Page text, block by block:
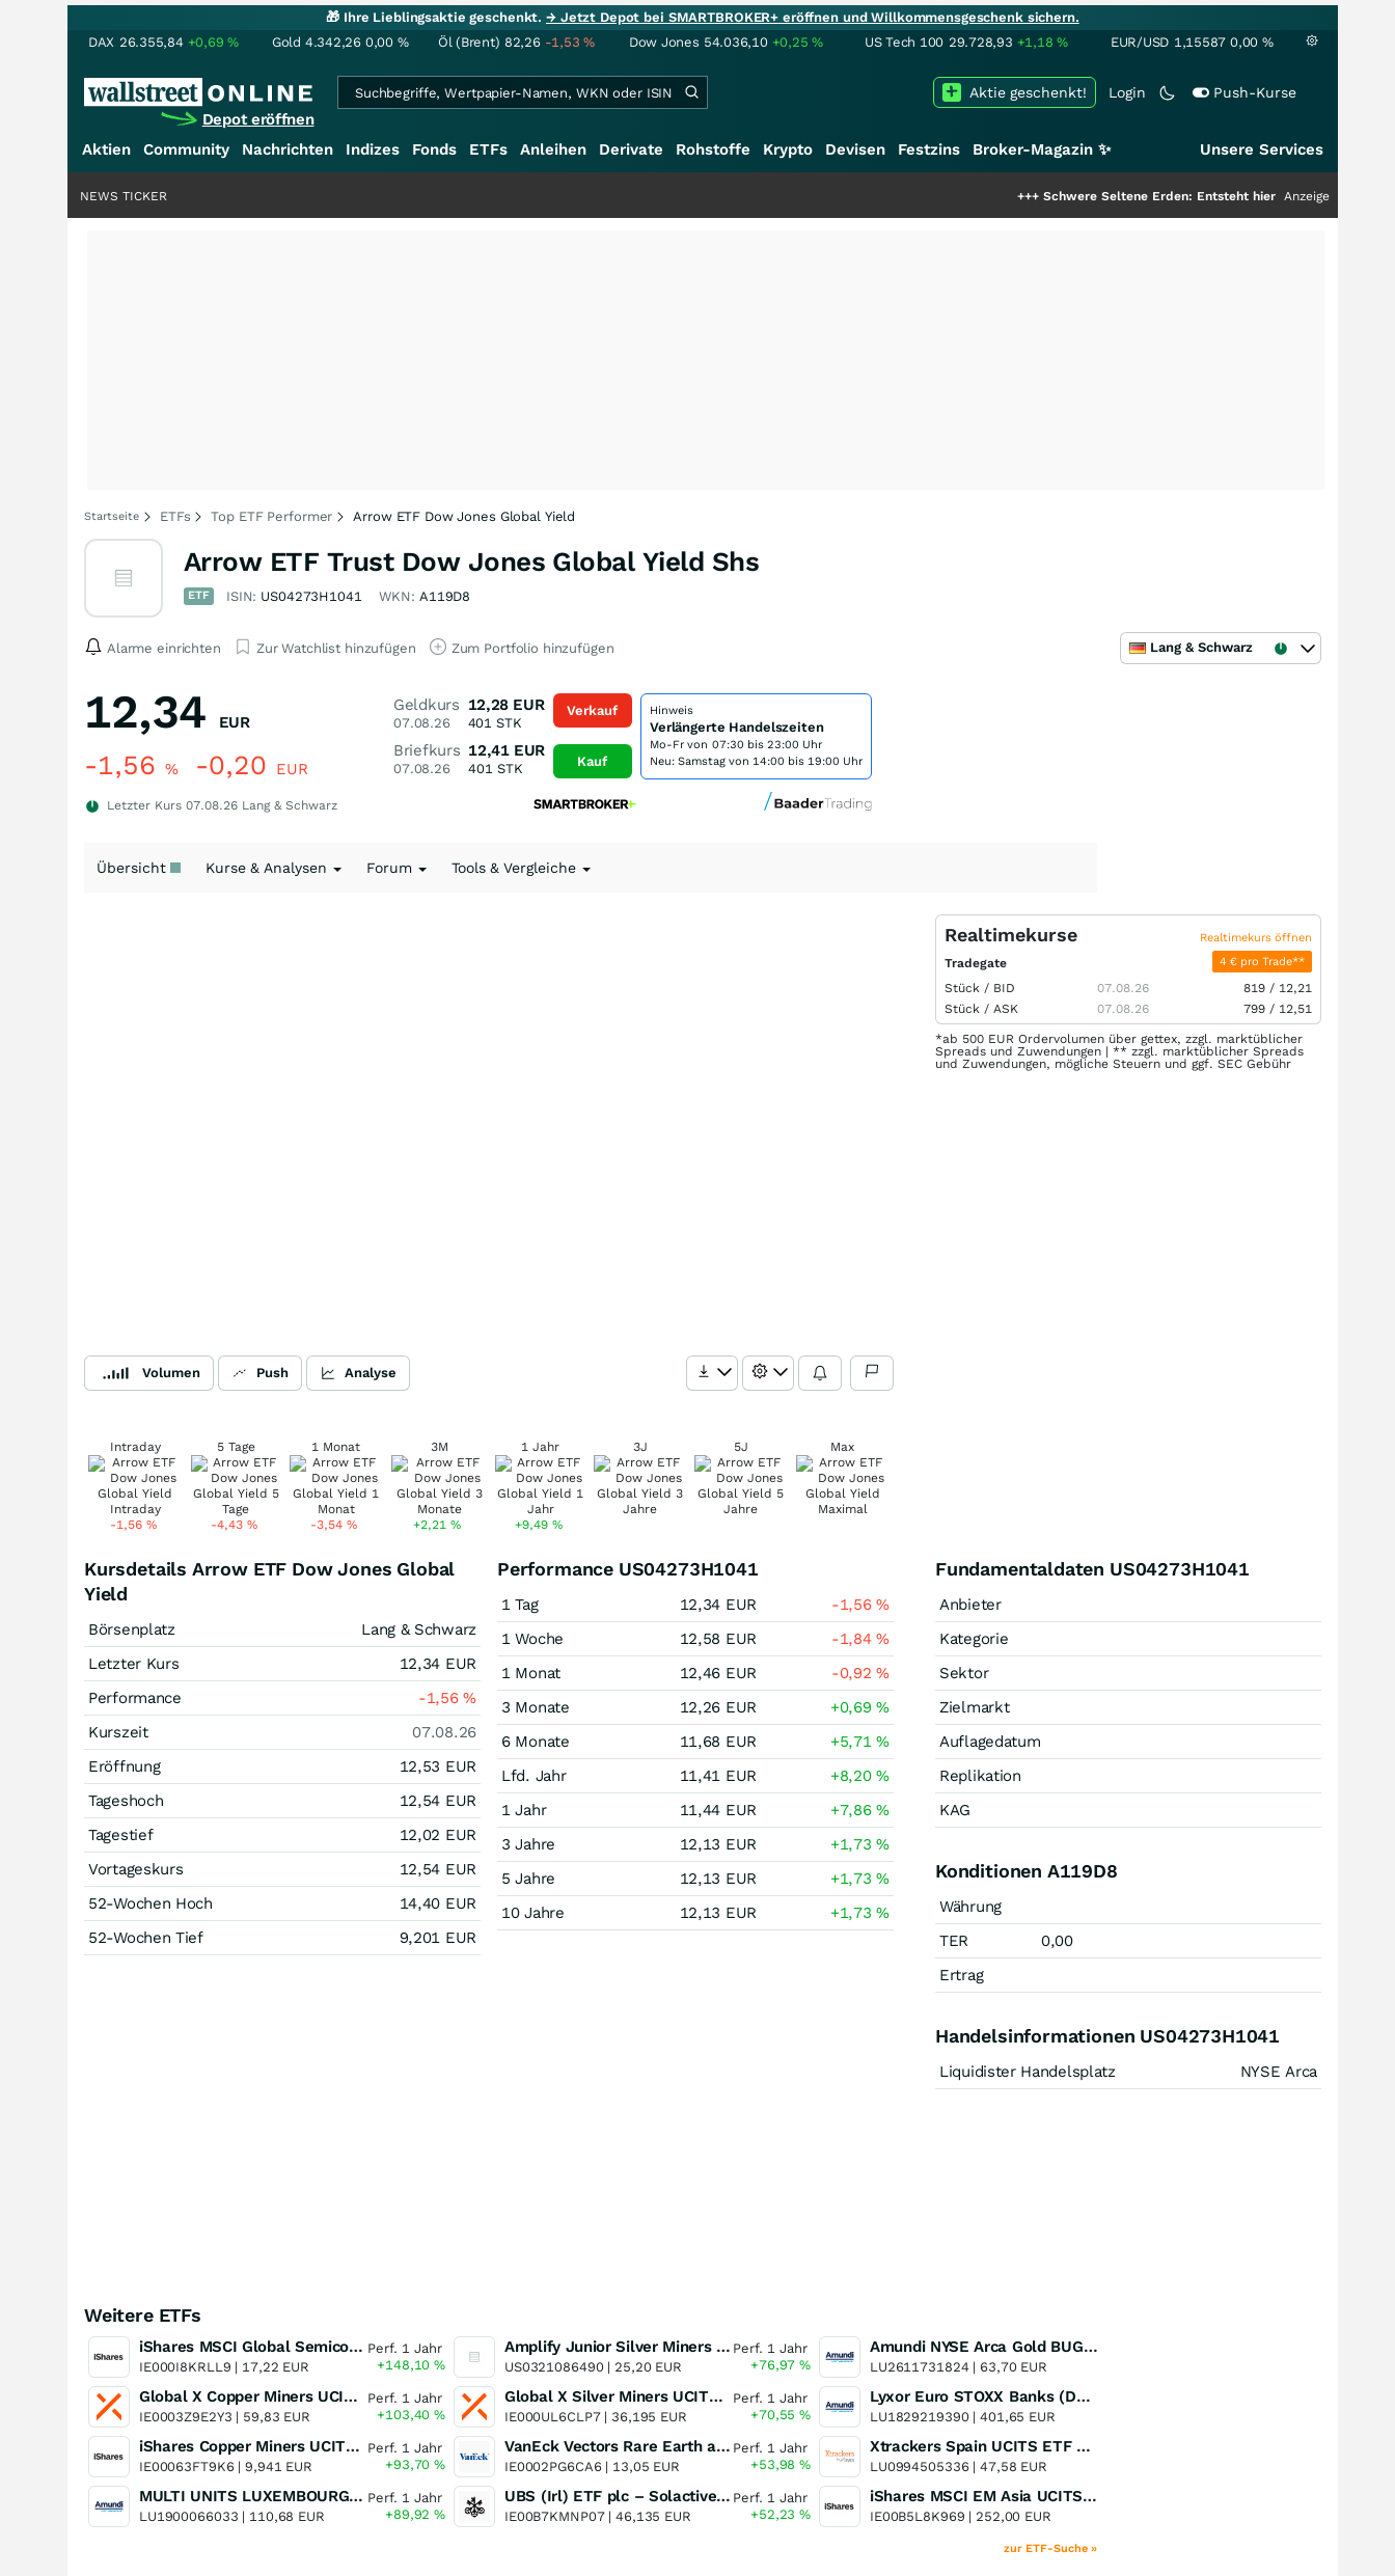
🎁 Ihre Lieblingsaktie geschenkt.→ Jetzt Depot bei SMARTBROKER+ eröffnen und Willkommensgeschenk sichern.
DAX 26.355,84 +0,69% Gold 4.342,26 0,00 % Öl (Brent) 82,26 -1,53% Dow Jones 54.036,10 +0,25% US Tech 100 29.728,93 +1,18% EUR/USD 1,15587 0,00 %
Depot eröffnen
Login Push-Kurse
Aktie geschenkt!
Aktien Community Nachrichten Indizes Fonds ETFs Anleihen Derivate Rohstoffe Krypto Devisen Festzins Broker-Magazin ✨ Unsere Services
Schwere Seltene Erden: Entsteht hier die nächste Milliardenstory?
Anzeige
NEWS TICKER
Startseite ETFs Top ETF Performer Arrow ETF Dow Jones Global Yield
Arrow ETF Trust Dow Jones Global Yield Shs
ETF ISIN: US04273H1041 WKN: A119D8
Alarme einrichten Zur Watchlist hinzufügen Zum Portfolio hinzufügen Lang & Schwarz
12,34 EUR
-1,56 % -0,20 EUR
Letzter Kurs 07.08.26 Lang & Schwarz
Geldkurs
07.08.26
12,28 EUR
401 STK
Briefkurs
07.08.26
12,41 EUR
401 STK
Verkauf
Kauf
Hinweis
Verlängerte Handelszeiten
Mo-Fr von 07:30 bis 23:00 Uhr
Neu: Samstag von 14:00 bis 19:00 Uhr
Übersicht Kurse & Analysen Forum Tools & Vergleiche
Volumen Push Analyse
Intraday
-1,56 %
5 Tage
-4,43 %
1 Monat
-3,54%
3M
+2,21%
1 Jahr
+9,49 %
3J 5J Max
Realtimekurse Realtimekurs öffnen
Tradegate 4 € pro Trade**
Stück / BID 07.08.26 819 / 12,21
Stück / ASK 07.08.26 799 / 12,51
*ab 500 EUR Ordervolumen über gettex, zzgl. marktüblicher
Spreads und Zuwendungen | ** zzgl. marktüblicher Spreads
und Zuwendungen, mögliche Steuern und ggf. SEC Gebühr
Kursdetails Arrow ETF Dow Jones Global
Yield
Börsenplatz
Lang & Schwarz
Letzter Kurs
12,34 EUR
Performance
-1,56%
Kurszeit
07.08.26
Eröffnung
12,53 EUR
Tageshoch
12,54 EUR
Tagestief
12,02 EUR
Vortageskurs
12,54 EUR
52-Wochen Hoch
14,40 EUR
52-Wochen Tief
9,201 EUR
Performance US04273H1041
1 Tag 12,34 EUR -1,56%
1 Woche
12,58 EUR -1,84%
1 Monat
12,46 EUR -0,92%
3 Monate
12,26 EUR +0,69%
6 Monate
11,68 EUR +5,71%
Lfd. Jahr
11,41 EUR +8,20%
1 Jahr
11,44 EUR +7,86%
3 Jahre
12,13 EUR +1,73%
5 Jahre
12,13 EUR +1,73%
10 Jahre
12,13 EUR +1,73%
Fundamentaldaten US04273H1041
Anbieter
Kategorie
Sektor
Zielmarkt
Auflagedatum
Replikation
KAG
Konditionen A119D8
Währung
TER
0,00
Ertrag
Handelsinformationen US04273H1041
Liquidister Handelsplatz NYSE Arca
Weitere ETFs
iShares MSCI Global Semiconductors UCITS ETF USD (Acc)
IE000I8KRLL9 | 17,22 EUR
Perf. 1 Jahr
+148,10%
Global X Copper Miners UCITS ETF USD Acc
IE0003Z9E2Y3 | 59,83 EUR
Perf. 1 Jahr
+103,40%
iShares Copper Miners UCITS ETF
IE00063FT9K6 |9,941 EUR
Perf. 1 Jahr
+93,70%
MULTI UNITS LUXEMBOURG - Lyxor MSCI Semiconductors ESG Filtered
LU1900066033 | 110,68 EUR
Perf. 1 Jahr
+89,92%
Amplify Junior Silver Miners ETF Junior Silver Miners ETF
US0321086490 | 25,20 EUR
Perf. 1 Jahr
+76,97%
Global X Silver Miners UCITS ETF
IE000UL6CLP7 | 36,195 EUR
Perf. 1 Jahr
+70,55%
VanEck Vectors Rare Earth and Strategic Metals UCITS ETF
IE0002PG6CA6 | 13,05 EUR
Perf. 1 Jahr
+53,98%
UBS (Irl) ETF plc – Solactive Global Pure Gold Miners UCITS ETF - A Dis USD o.N.
IE00B7KMNP07 |46,135 EUR
Perf. 1 Jahr
+52,23%
Amundi NYSE Arca Gold BUGS UCITS ETF Dist
LU2611731824 | 63,70 EUR
Lyxor Euro STOXX Banks (DR) UCITS ETF- Acc
LU1829219390 |401,65 EUR
Xtrackers Spain UCITS ETF Distribution
LU0994505336 |47,58 EUR
iShares MSCI EM Asia UCITS ETF
IE00B5L8K969 | 252,00 EUR
zur ETF-Suche »